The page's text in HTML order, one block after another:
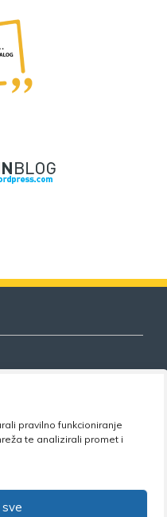
pravilno funkcioniranje
te analizirali promet i